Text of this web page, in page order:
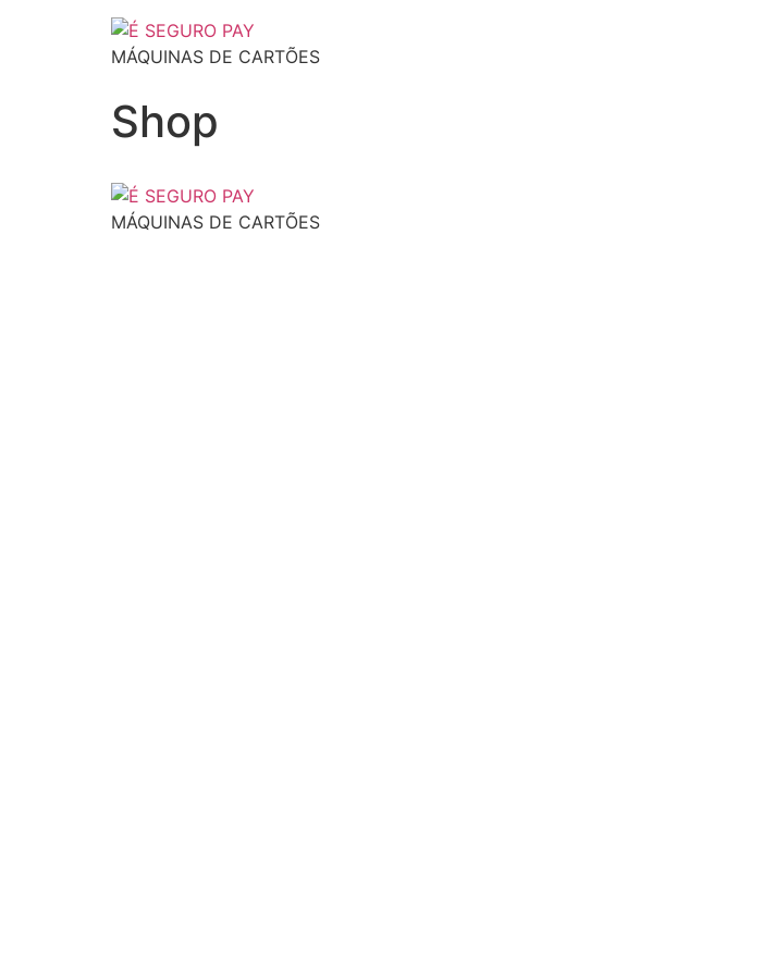
MÁQUINAS DE CARTÕES
Shop
MÁQUINAS DE CARTÕES